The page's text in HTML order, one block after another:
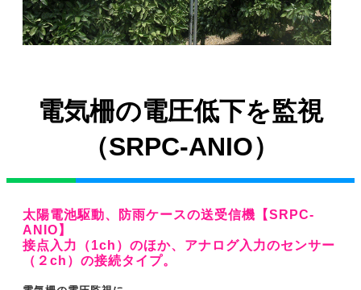
電気柵の電圧低下を監視
（SRPC-ANIO）
太陽電池駆動、防雨ケースの送受信機【SRPC-
ANIO】
接点入力（1ch）のほか、アナログ入力のセンサー
（２ch）の接続タイプ。